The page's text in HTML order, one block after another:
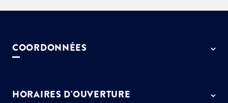
COORDONNÉES
01 64 13 55 55
HORAIRES D'OUVERTURE